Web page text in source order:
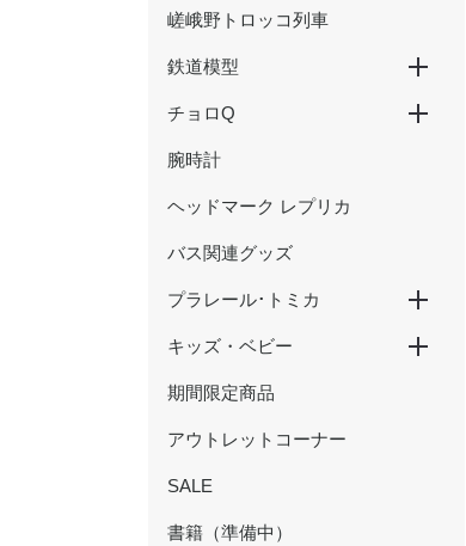
京都鉄道博物館グッズ
ウメテツグッズ
津山まなびの鉄道館グッズ
嵯峨野トロッコ列車
鉄道模型
Nゲージ
HOゲージ
チョロQ
新幹線
在来線・特急
SL・蒸気機関車
腕時計
ヘッドマーク レプリカ
バス関連グッズ
プラレール･トミカ
プラレール
トミカ
キッズ・ベビー
おもちゃ
期間限定商品
アウトレットコーナー
SALE
書籍（準備中）